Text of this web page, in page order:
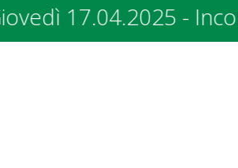
rappresentanti dei